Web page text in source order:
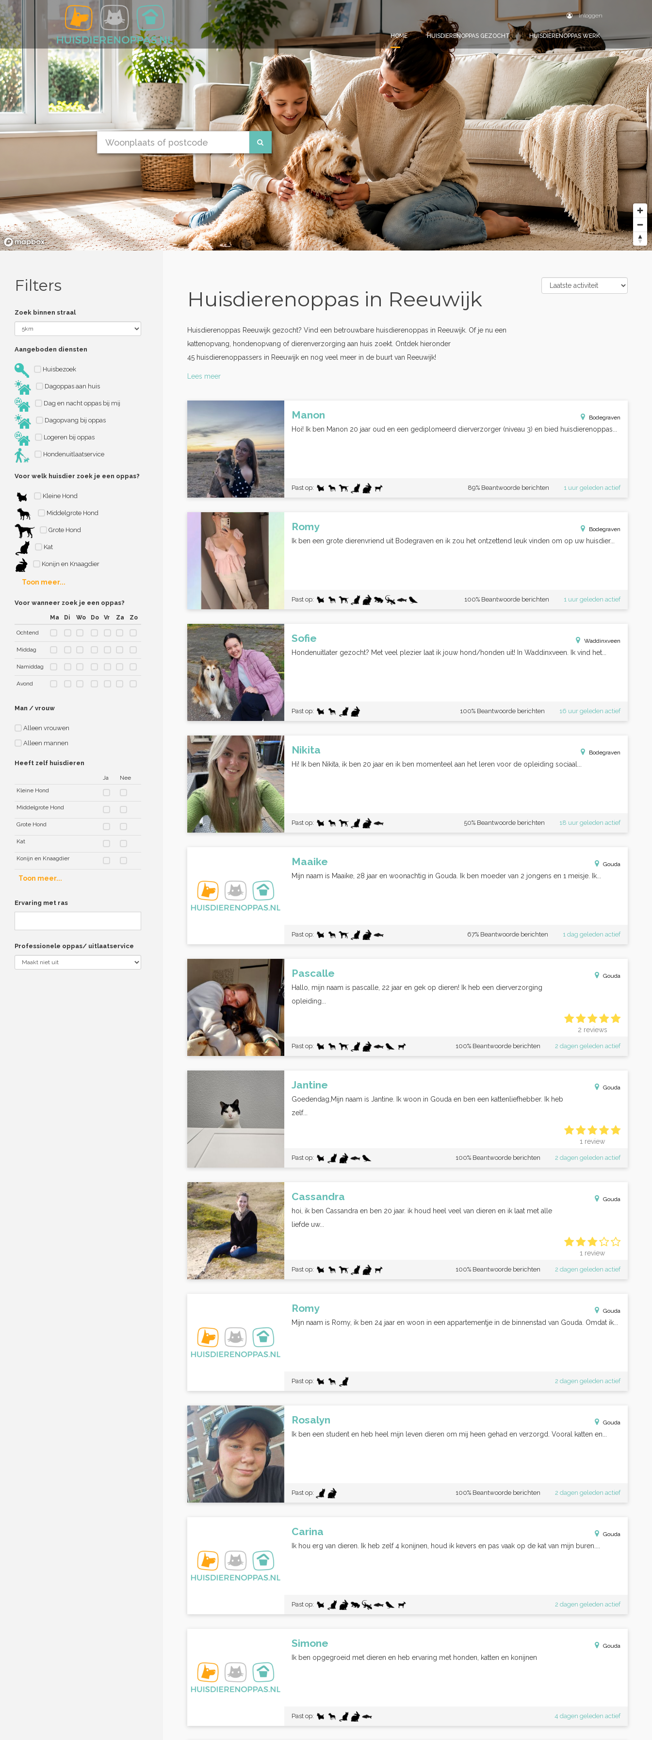
Inloggen
HOME HUISDIERENOPPAS GEZOCHT HUISDIERENOPPAS WERK
Filters
Zoek binnen straal
Aangeboden diensten
Huisbezoek
Dagoppas aan huis
Dag en nacht oppas bij mij
Dagopvang bij oppas
Logeren bij oppas
Hondenuitlaatservice
Voor welk huisdier zoek je een oppas?
Kleine Hond
Middelgrote Hond
Grote Hond
Kat
Konijn en Knaagdier
Toon meer...
Voor wanneer zoek je een oppas?
Ma Di Wo Do Vr Za Zo
Ochtend
Middag
Namiddag
Avond
Man / vrouw
Alleen vrouwen
Alleen mannen
Heeft zelf huisdieren
Ja
Nee
Kleine Hond
Middelgrote Hond
Grote Hond
Kat
Konijn en Knaagdier
Toon meer...
Ervaring met ras
Professionele oppas/ uitlaatservice
Huisdierenoppas in Reeuwijk
Huisdierenoppas Reeuwijk gezocht? Vind een betrouwbare huisdierenoppas in Reeuwijk. Of je nu een
kattenopvang, hondenopvang of dierenverzorging aan huis zoekt. Ontdek hieronder
45 huisdierenoppassers in Reeuwijk en nog veel meer in de buurt van Reeuwijk!
Lees meer
Manon Bodegraven
Hoi! Ik ben Manon 20 jaar oud en een gediplomeerd dierverzorger (niveau 3) en bied huisdierenoppas...
Past op: 1 uur geleden actief
89% Beantwoorde berichten
Romy Bodegraven
Ik ben een grote dierenvriend uit Bodegraven en ik zou het ontzettend leuk vinden om op uw huisdier...
Past op: 1 uur geleden actief
100% Beantwoorde berichten
Sofie Waddinxveen
Hondenuitlater gezocht? Met veel plezier laat ik jouw hond/honden uit! In Waddinxveen. Ik vind het...
Past op: 16 uur geleden actief
100% Beantwoorde berichten
Nikita Bodegraven
Hi! Ik ben Nikita, ik ben 20 jaar en ik ben momenteel aan het leren voor de opleiding sociaal...
Past op: 18 uur geleden actief
50% Beantwoorde berichten
Maaike Gouda
Mijn naam is Maaike, 28 jaar en woonachtig in Gouda. Ik ben moeder van 2 jongens en 1 meisje. Ik...
Past op: 1 dag geleden actief
67% Beantwoorde berichten
Pascalle Gouda
2 reviews
Hallo, mijn naam is pascalle, 22 jaar en gek op dieren! Ik heb een dierverzorging
opleiding...
Past op: 2 dagen geleden actief
100% Beantwoorde berichten
Jantine Gouda
1 review
Goedendag,Mijn naam is Jantine. Ik woon in Gouda en ben een kattenliefhebber. Ik heb
zelf...
Past op: 2 dagen geleden actief
100% Beantwoorde berichten
Cassandra Gouda
1 review
hoi, ik ben Cassandra en ben 20 jaar. ik houd heel veel van dieren en ik laat met alle
liefde uw...
Past op: 2 dagen geleden actief
100% Beantwoorde berichten
Romy Gouda
Mijn naam is Romy, ik ben 24 jaar en woon in een appartementje in de binnenstad van Gouda. Omdat ik...
Past op: 2 dagen geleden actief
Rosalyn Gouda
Ik ben een student en heb heel mijn leven dieren om mij heen gehad en verzorgd. Vooral katten en...
Past op: 2 dagen geleden actief
100% Beantwoorde berichten
Carina Gouda
Ik hou erg van dieren. Ik heb zelf 4 konijnen, houd ik kevers en pas vaak op de kat van mijn buren....
Past op: 2 dagen geleden actief
Simone Gouda
Ik ben opgegroeid met dieren en heb ervaring met honden, katten en konijnen
Past op: 4 dagen geleden actief